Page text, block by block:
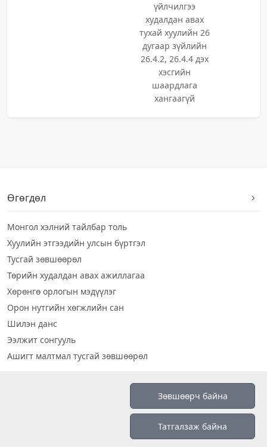
үйлчилгээ
худалдан авах
тухай хуулийн 26
дугаар зүйлийн
26.4.2, 26.4.4 дэх
хэсгийн
шаардлага
хангаагүй
Өгөгдөл
Монгол хэлний тайлбар толь
Хуулийн этгээдийн улсын бүртгэл
Тусгай зөвшөөрөл
Төрийн худалдан авах ажиллагаа
Хөрөнгө орлогын мэдүүлэг
Орон нутгийн хөгжлийн сан
Шилэн данс
Ээлжит сонгууль
Ашигт малтмал тусгай зөвшөөрөл
Зөвшөөрч байна
Татгалзаж байна